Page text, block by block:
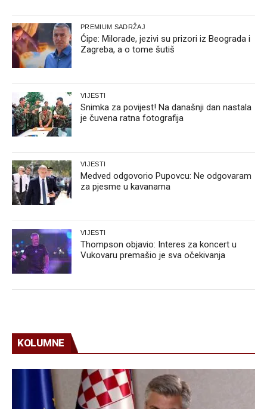
PREMIUM SADRŽAJ
Ćipe: Milorade, jezivi su prizori iz Beograda i
Zagreba, a o tome šutiš
VIJESTI
Snimka za povijest! Na današnji dan nastala
je čuvena ratna fotografija
VIJESTI
Medved odgovorio Pupovcu: Ne odgovaram
za pjesme u kavanama
VIJESTI
Thompson objavio: Interes za koncert u
Vukovaru premašio je sva očekivanja
KOLUMNE